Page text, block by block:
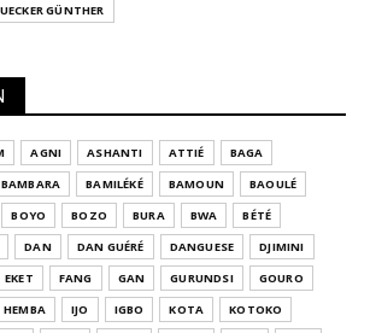
UECKER GÜNTHER
AGNI ASHANTI ATTIÉ
BAGA
BAMBARA BAMILÉKÉ BAMOUN
BAOULÉ
BOYO BOZO BURA BWA
BÉTÉ
DAN DAN GUÉRÉ DANGUESE
DJIMINI
EKET FANG GAN GURUNDSI
GOURO
HEMBA IJO IGBO KOTA
KOTOKO